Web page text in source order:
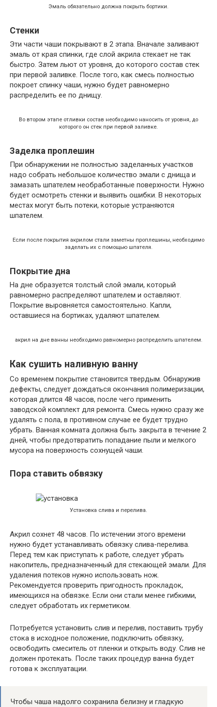
Эмаль обязательно должна покрыть бортики.
Стенки
Эти части чаши покрывают в 2 этапа. Вначале заливают
эмаль от края спинки, где слой акрила стекает не так
быстро. Затем льют от уровня, до которого состав стек
при первой заливке. После того, как смесь полностью
покроет спинку чаши, нужно будет равномерно
распределить ее по днищу.
Во втором этапе отливки состав необходимо наносить от уровня, до
которого он стек при первой заливке.
Заделка проплешин
При обнаружении не полностью заделанных участков
надо собрать небольшое количество эмали с днища и
замазать шпателем необработанные поверхности. Нужно
будет осмотреть стенки и выявить ошибки. В некоторых
местах могут быть потеки, которые устраняются
шпателем.
Если после покрытия акрилом стали заметны проплешины, необходимо
заделать их с помощью шпателя.
Покрытие дна
На дне образуется толстый слой эмали, который
равномерно распределяют шпателем и оставляют.
Покрытие выровняется самостоятельно. Капли,
оставшиеся на бортиках, удаляют шпателем.
акрил на дне ванны необходимо равномерно распределить шпателем.
Как сушить наливную ванну
Со временем покрытие становится твердым. Обнаружив
дефекты, следует дождаться окончания полимеризации,
которая длится 48 часов, после чего применить
заводской комплект для ремонта. Смесь нужно сразу же
удалять с пола, в противном случае ее будет трудно
убрать. Ванная комната должна быть закрыта в течение 2
дней, чтобы предотвратить попадание пыли и мелкого
мусора на поверхность сохнущей чаши.
Пора ставить обвязку
Установка слива и перелива.
Акрил сохнет 48 часов. По истечении этого времени
нужно будет устанавливать обвязку слива-перелива.
Перед тем как приступать к работе, следует убрать
накопитель, предназначенный для стекающей эмали. Для
удаления потеков нужно использовать нож.
Рекомендуется проверить пригодность прокладок,
имеющихся на обвязке. Если они стали менее гибкими,
следует обработать их герметиком.
Потребуется установить слив и перелив, поставить трубу
стока в исходное положение, подключить обвязку,
освободить смеситель от пленки и открыть воду. Слив не
должен протекать. После таких процедур ванна будет
готова к эксплуатации.
Чтобы чаша надолго сохранила белизну и гладкую